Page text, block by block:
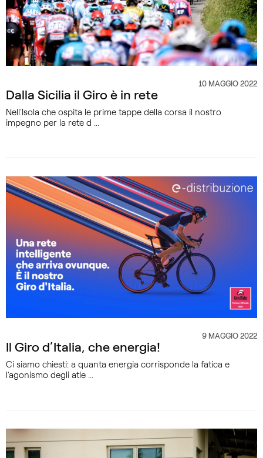
10 MAGGIO 2022
Dalla Sicilia il Giro è in rete
Nell’Isola che ospita le prime tappe della corsa il nostro
impegno per la rete d ...
9 MAGGIO 2022
Il Giro d’Italia, che energia!
Ci siamo chiesti: a quanta energia corrisponde la fatica e
l’agonismo degli atle ...